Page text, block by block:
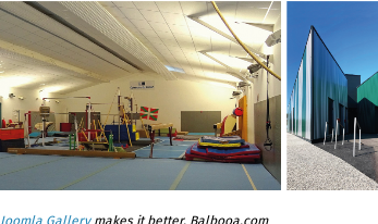
Joomla Gallerymakes it better. Balbooa.com